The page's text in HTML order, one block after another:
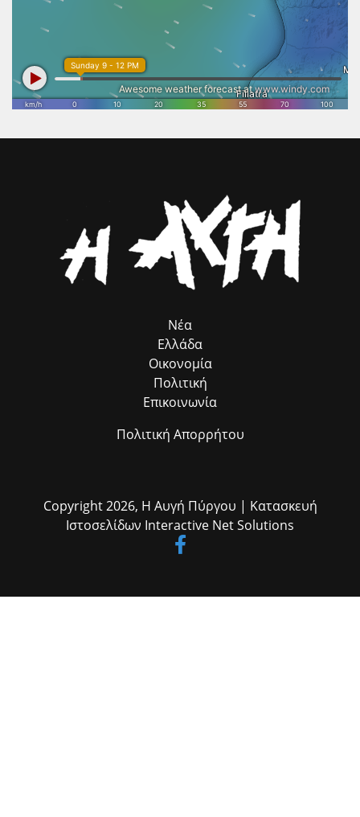
απομάκρυνση του στεγάστρου δεν αποτελούν απλώς μια τεχνική
παρέμβαση, αλλά μια εθνική προτεραιότητα. Η Πολιτεία οφείλει να
επιταχύνει τις απαραίτητες διαδικασίες, ώστε η μοναδική
αρχιτεκτονική του Ναού να αναδειχθεί ξανά στο φυσικό της
περιβάλλον και να αποκτήσει τη θέση που πραγματικά της αξίζει
στον διεθνή πολιτιστικό χάρτη. Το Επιμελητήριο Ηλείας θα συνεχίσει
να στηρίζει κάθε πρωτοβουλία που συνδέει τον πολιτισμό με τη
βιώσιμη ανάπτυξη, την επιχειρηματικότητα και την εξωστρέφεια του
κληρονομιάς αποτελεί επένδυση στο μέλλον της Ηλείας και στις
Νέα
Ελλάδα
Οικονομία
Πολιτική
Επικοινωνία
Πολιτική Απορρήτου
Copyright 2026, Η Αυγή Πύργου | Κατασκευή
Ιστοσελίδων Interactive Net Solutions